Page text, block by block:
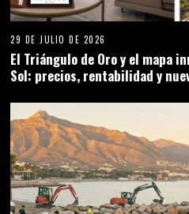
29 DE JULIO DE 2026